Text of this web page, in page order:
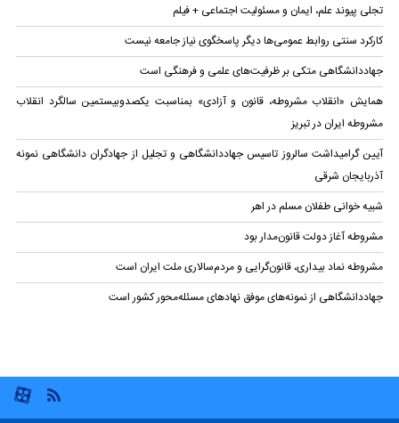
تجلی پیوند علم، ایمان و مسئولیت اجتماعی + فیلم
کارکرد سنتی روابط عمومی‌ها دیگر پاسخگوی نیاز جامعه نیست
جهاددانشگاهی متکی بر ظرفیت‌های علمی و فرهنگی است
همایش «انقلاب مشروطه، قانون و آزادی» بمناسبت یکصدوبیستمین سالگرد انقلاب
مشروطه ایران در تبریز
آیین گرامیداشت سالروز تاسیس جهاددانشگاهی و تجلیل از جهادگران دانشگاهی نمونه
آذربایجان شرقی
شبیه خوانی طفلان مسلم در اهر
مشروطه آغاز دولت قانون‌مدار بود
مشروطه نماد بیداری، قانون‌گرایی و مردم‌سالاری ملت ایران است
جهاددانشگاهی از نمونه‌های موفق نهادهای مسئله‌محور کشور است